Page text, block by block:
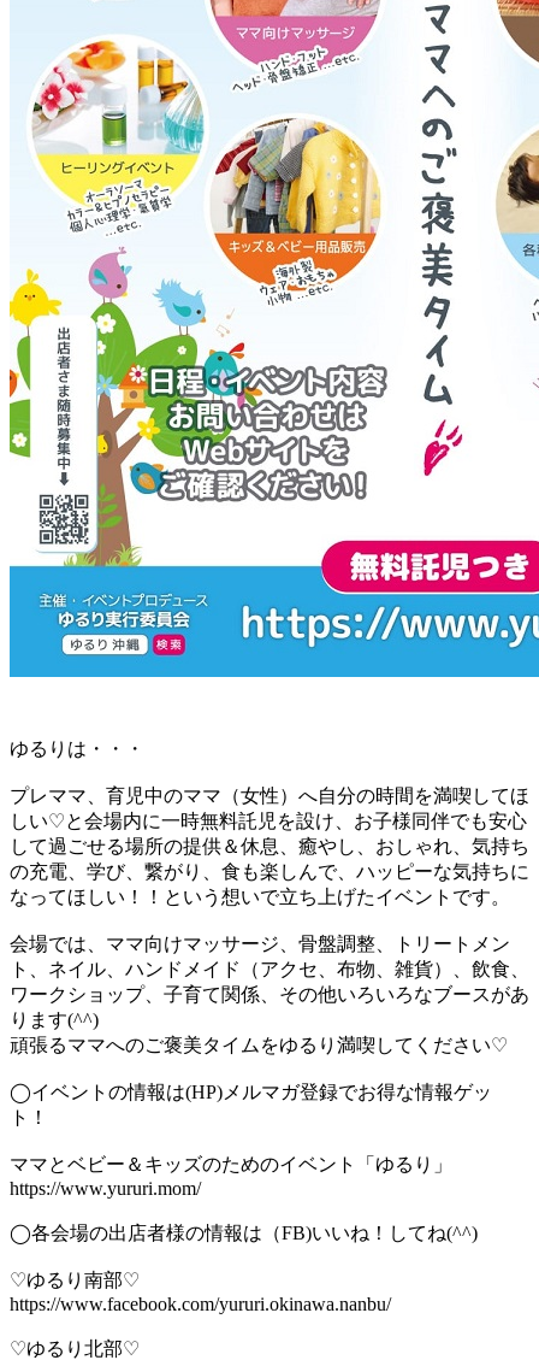
ゆるりは・・・
プレママ、育児中のママ（女性）へ自分の時間を満喫してほ
しい♡と会場内に一時無料託児を設け、お子様同伴でも安心
して過ごせる場所の提供＆休息、癒やし、おしゃれ、気持ち
の充電、学び、繋がり、食も楽しんで、ハッピーな気持ちに
なってほしい！！という想いで立ち上げたイベントです。
会場では、ママ向けマッサージ、骨盤調整、トリートメン
ト、ネイル、ハンドメイド（アクセ、布物、雑貨）、飲食、
ワークショップ、子育て関係、その他いろいろなブースがあ
ります(^^)
頑張るママへのご褒美タイムをゆるり満喫してください♡
◯イベントの情報は(HP) メルマガ登録でお得な情報ゲッ
ト！
ママとベビー＆キッズのためのイベント「ゆるり」
https://www.yururi.mom/
◯各会場の出店者様の情報は（FB)いいね！してね(^^)
♡ゆるり南部♡
https://www.facebook.com/yururi.okinawa.nanbu/
♡ゆるり北部♡